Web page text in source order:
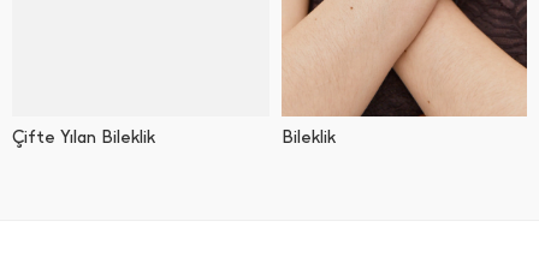
Çifte Yılan Bileklik Bi̇lekli̇k